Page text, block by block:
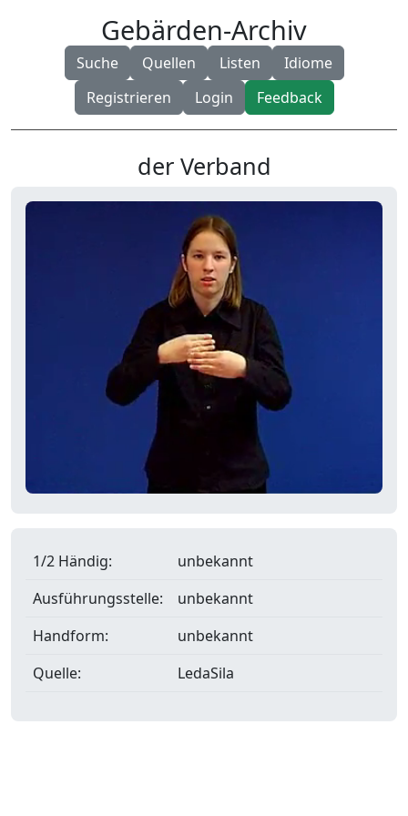
Gebärden-Archiv
Suche Quellen Listen
Idiome
Registrieren
Login Feedback
der Verband
1/2 Händig:
unbekannt
Ausführungsstelle:
unbekannt
Handform:
unbekannt
Quelle:
LedaSila